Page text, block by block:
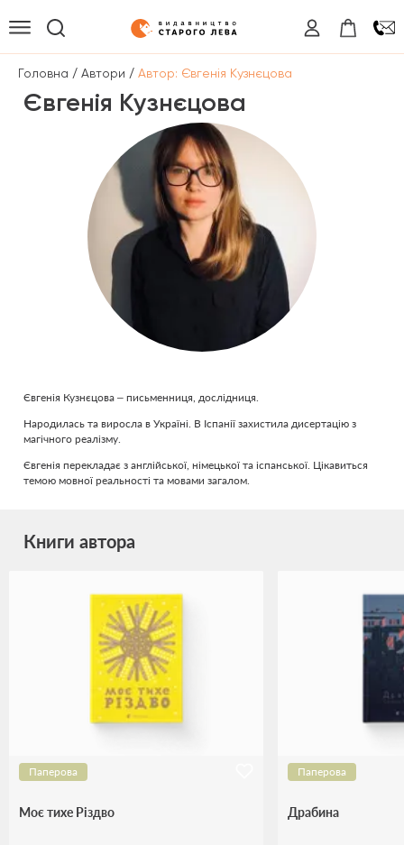
Головна / Автори / Автор: Євгенія Кузнєцова
Євгенія Кузнєцова
Євгенія Кузнєцова – письменниця, дослідниця.
Народилась та виросла в Україні. В Іспанії захистила дисертацію з
магічного реалізму.
Євгенія перекладає з англійської, німецької та іспанської. Цікавиться
темою мовної реальності та мовами загалом.
Книги автора
Паперова
Моє тихе Різдво
Паперова
Драбина